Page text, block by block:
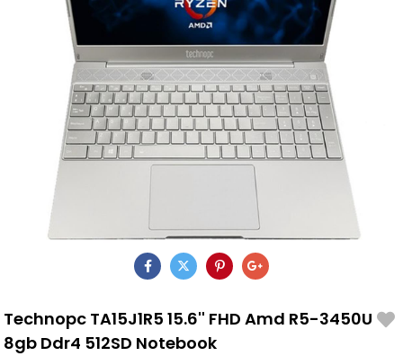
Technopc TA15J1R5 15.6'' FHD Amd R5-3450U
8gb Ddr4 512SD Notebook